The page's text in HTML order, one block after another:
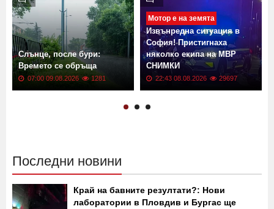
Слънце, после бури:
Времето се обръща
07:00 09.08.2026 1281
Мотор е на земята
Извънредна ситуация в
София! Пристигнаха
няколко екипа на МВР
СНИМКИ
22:43 08.08.2026 29697
Последни новини
Край на бавните резултати?: Нови
лаборатории в Пловдив и Бургас ще